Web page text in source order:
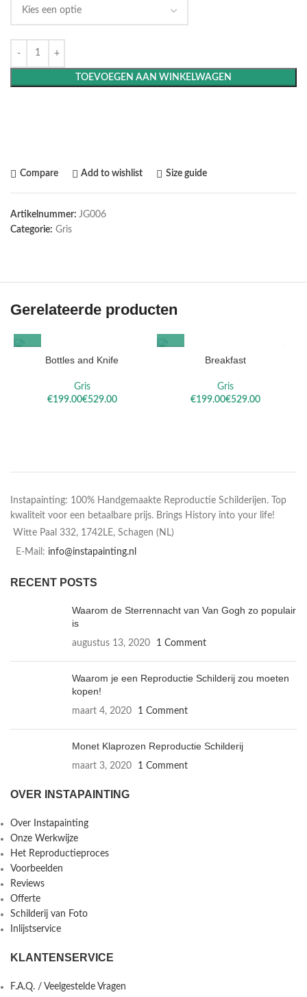
TOEVOEGEN AAN WINKELWAGEN
Compare Add to wishlist Size guide
Artikelnummer: JG006
Categorie: Gris
Gerelateerde producten
Bottles and Knife
Gris
€
€
Breakfast
Gris
€
€
Instapainting: 100% Handgemaakte Reproductie Schilderijen. Top
kwaliteit voor een betaalbare prijs. Brings History into your life!
Witte Paal 332, 1742LE, Schagen (NL)
E-Mail: info@instapainting.nl
RECENT POSTS
Waarom de Sterrennacht van Van Gogh zo populair
is
augustus 13, 2020 1 Comment
Waarom je een Reproductie Schilderij zou moeten
kopen!
maart 4, 2020 1 Comment
Monet Klaprozen Reproductie Schilderij
maart 3, 2020 1 Comment
OVER INSTAPAINTING
Over Instapainting
Onze Werkwijze
Het Reproductieproces
Voorbeelden
Reviews
Offerte
Schilderij van Foto
Inlijstservice
KLANTENSERVICE
F.A.Q. / Veelgestelde Vragen